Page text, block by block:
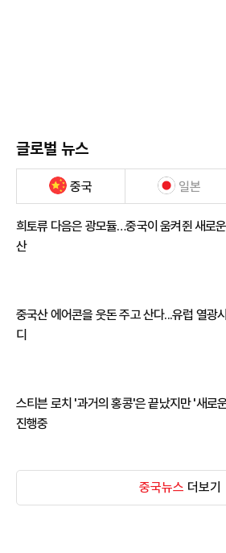
글로벌 뉴스
중국 일본
희토류 다음은 광모듈…중국이 움켜쥔 새로
산
중국산 에어콘을 웃돈 주고 산다...유럽 열광
디
스티븐 로치 '과거의 홍콩'은 끝났지만 '새로
진행중
중국뉴스 더보기